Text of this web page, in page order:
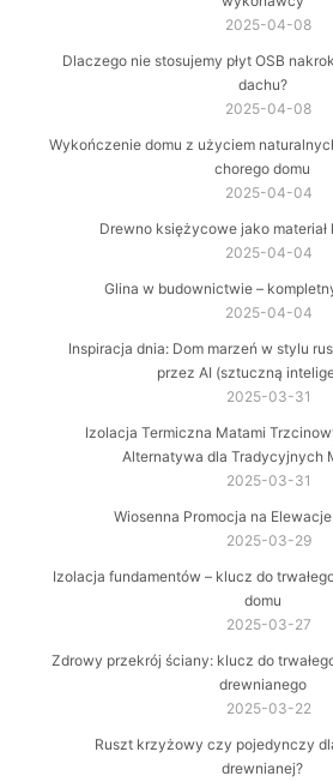
2025-04-08
Dlaczego nie stosujemy płyt OSB
dachu?
2025-04-08
Wykończenie domu z użyciem
chorego domu
2025-04-04
Drewno księżycowe jako
2025-04-04
Glina w budownictwie –
2025-04-04
Inspiracja dnia: Dom marzeń w stylu
przez AI (sztuczną
2025-03-31
Izolacja Termiczna Matami
Alternatywa dla Tradycyjnych
2025-03-31
Wiosenna Promocja na
2025-03-29
Izolacja fundamentów – klucz do
domu
2025-03-27
Zdrowy przekrój ściany: klucz do
drewnianego
2025-03-22
Ruszt krzyżowy czy pojedynczy
drewnianej?